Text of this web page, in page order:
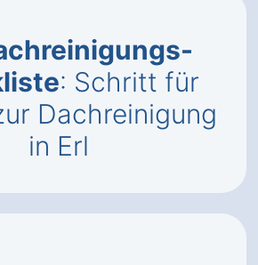
: Schritt für
Dachreinigung
in Erl